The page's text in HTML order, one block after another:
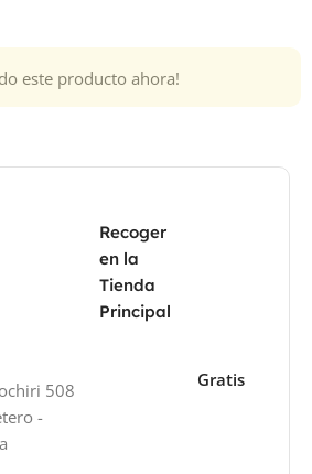
este producto ahora!
Recoger
en la
Tienda
Principal
508
-
Gratis